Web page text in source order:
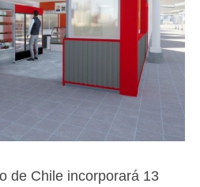
de Chile incorporará 13